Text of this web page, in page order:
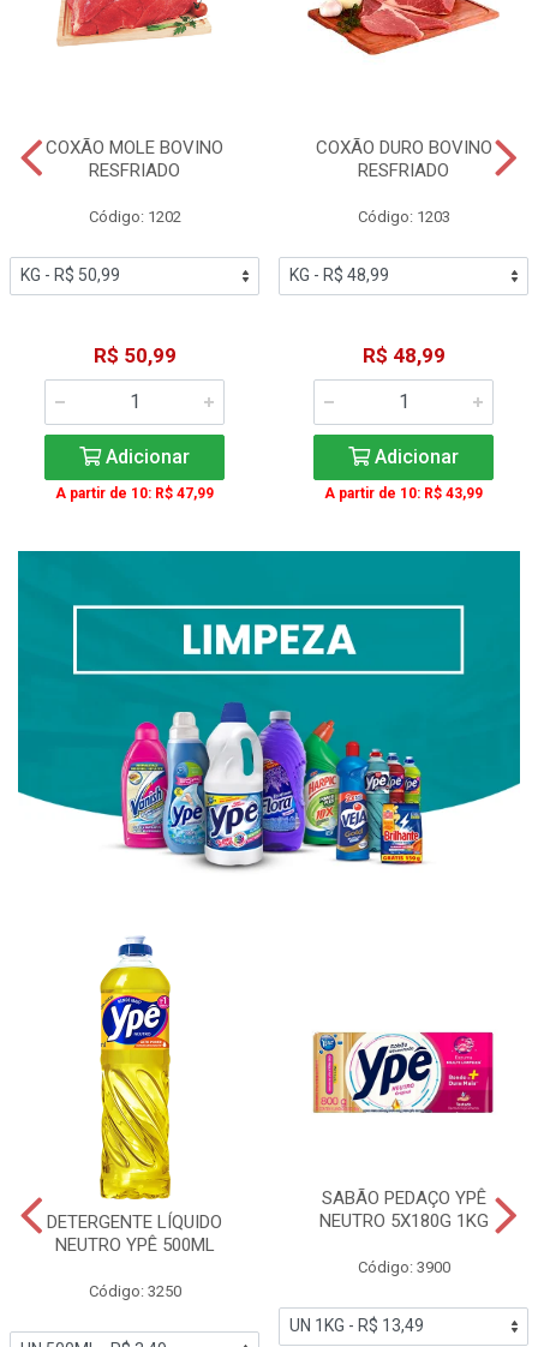
COXÃO MOLE BOVINO
RESFRIADO
Código: 1202
R$ 50,99
Adicionar
A partir de 10: R$ 47,99
COXÃO DURO BOVINO
RESFRIADO
Código: 1203
R$ 48,99
Adicionar
A partir de 10: R$ 43,99
DETERGENTE LÍQUIDO
NEUTRO YPÊ 500ML
Código: 3250
SABÃO PEDAÇO YPÊ
NEUTRO 5X180G 1KG
Código: 3900